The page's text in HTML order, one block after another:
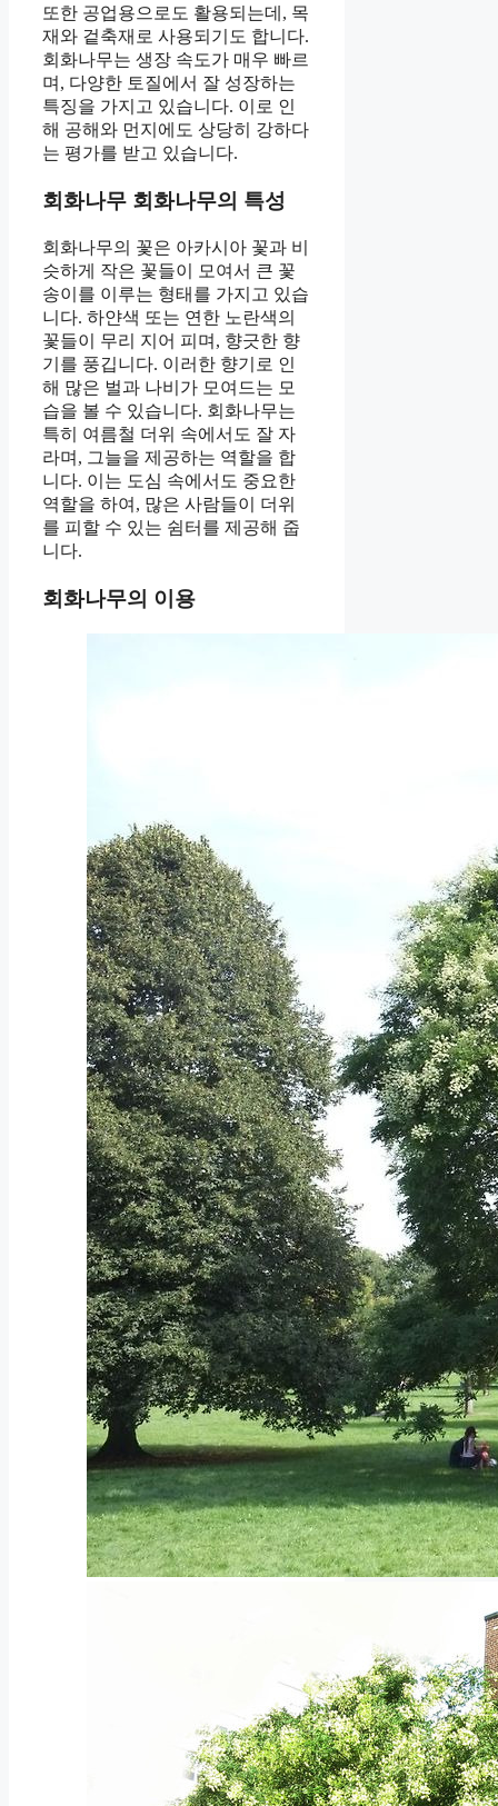
또한 공업용으로도 활용되는데, 목
재와 겉축재로 사용되기도 합니다.
회화나무는 생장 속도가 매우 빠르
며, 다양한 토질에서 잘 성장하는
특징을 가지고 있습니다. 이로 인
해 공해와 먼지에도 상당히 강하다
는 평가를 받고 있습니다.
회화나무 회화나무의 특성
회화나무의 꽃은 아카시아 꽃과 비
슷하게 작은 꽃들이 모여서 큰 꽃
송이를 이루는 형태를 가지고 있습
니다. 하얀색 또는 연한 노란색의
꽃들이 무리 지어 피며, 향긋한 향
기를 풍깁니다. 이러한 향기로 인
해 많은 벌과 나비가 모여드는 모
습을 볼 수 있습니다. 회화나무는
특히 여름철 더위 속에서도 잘 자
라며, 그늘을 제공하는 역할을 합
니다. 이는 도심 속에서도 중요한
역할을 하여, 많은 사람들이 더위
를 피할 수 있는 쉼터를 제공해 줍
니다.
회화나무의 이용